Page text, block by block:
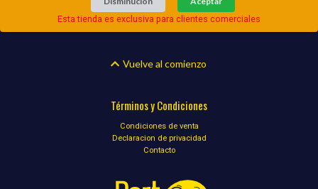
Esta tienda es exclusiva para clientes comerciales
Vuelve al comienzo
Términos y Condiciones
Condiciones de venta
Declaracion de privacidad
Contacto